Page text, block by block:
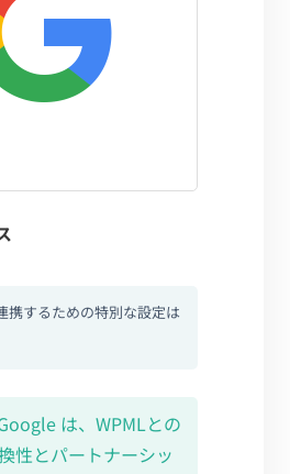
携するための特別な設定は
は、WPMLとの
性とパートナーシッ